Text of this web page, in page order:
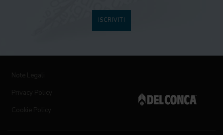
ISCRIVITI
Note Legali
Privacy Policy
Cookie Policy